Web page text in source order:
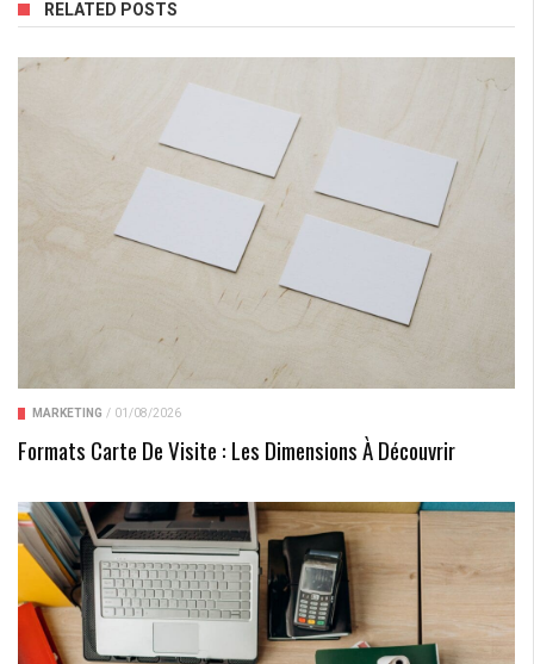
RELATED POSTS
MARKETING / 01/08/2026
Formats Carte De Visite : Les Dimensions À Découvrir